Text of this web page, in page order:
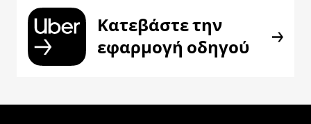
Κατεβάστε την
εφαρμογή οδηγού